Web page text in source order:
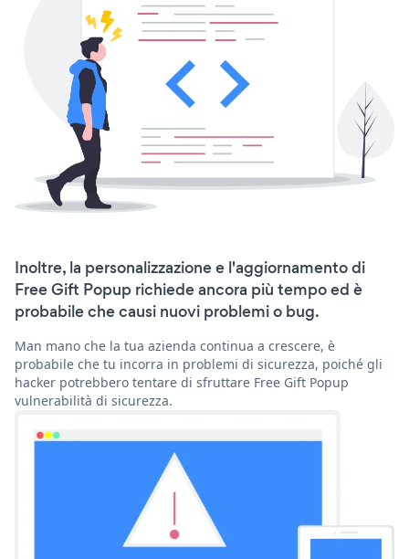
Inoltre, la personalizzazione e l'aggiornamento di
Free Gift Popup richiede ancora più tempo ed è
probabile che causi nuovi problemi o bug.
Man mano che la tua azienda continua a crescere, è
probabile che tu incorra in problemi di sicurezza, poiché gli
hacker potrebbero tentare di sfruttare Free Gift Popup
vulnerabilità di sicurezza.